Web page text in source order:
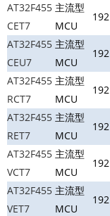
AT32F455
CET7
主流型
MCU
192
AT32F455
CEU7
主流型
MCU
192
AT32F455
RCT7
主流型
MCU
192
AT32F455
RET7
主流型
MCU
192
AT32F455
VCT7
主流型
MCU
192
AT32F455
VET7
主流型
MCU
192